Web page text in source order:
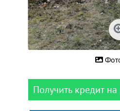
Получить кредит